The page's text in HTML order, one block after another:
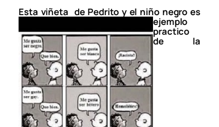
Esta viñeta de Pedrito y el niño negro es
ejemplo
practico
de la